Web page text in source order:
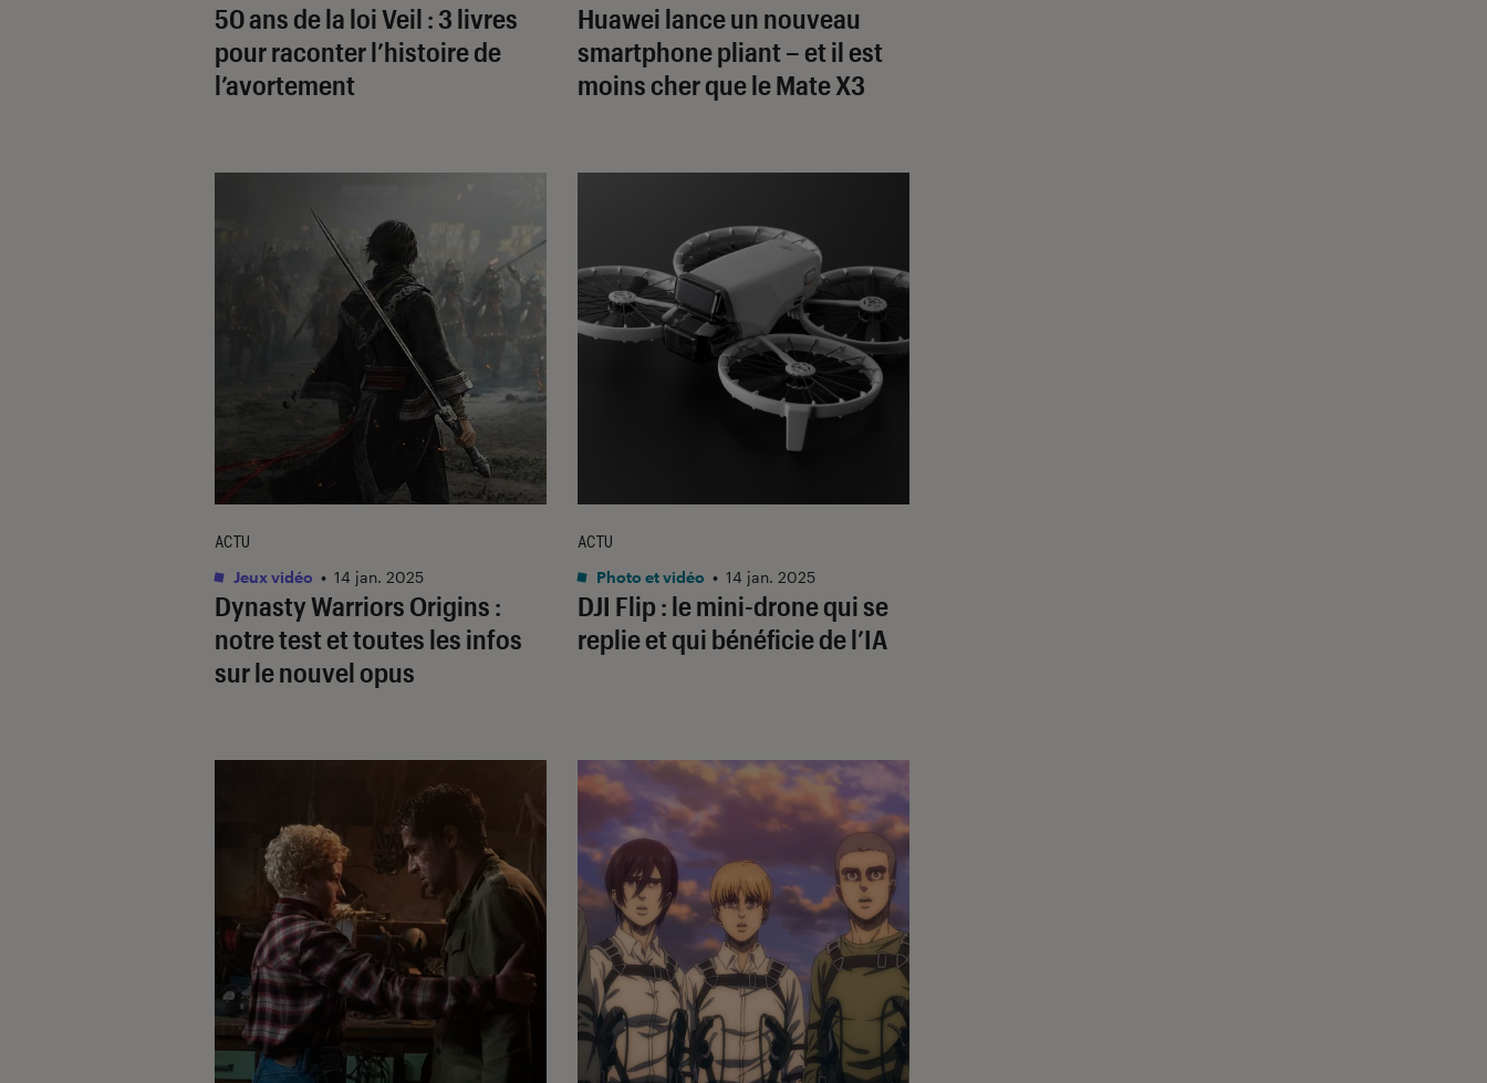
50 ans de la loi Veil : 3 livres
pour raconter l’histoire de
l’avortement
Huawei lance un nouveau
smartphone pliant – et il est
moins cher que le Mate X3
Dynasty Warriors Origins :
notre test et toutes les infos
sur le nouvel opus
ACTU
Jeux vidéo • 14 jan. 2025
DJI Flip : le mini-drone qui se
replie et qui bénéficie de l’IA
ACTU
Photo et vidéo • 14 jan. 2025